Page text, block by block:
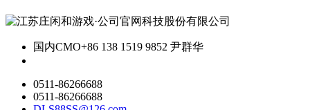
国内CMO+86 138 1519 9852 尹群华
0511-86266688
0511-86266688